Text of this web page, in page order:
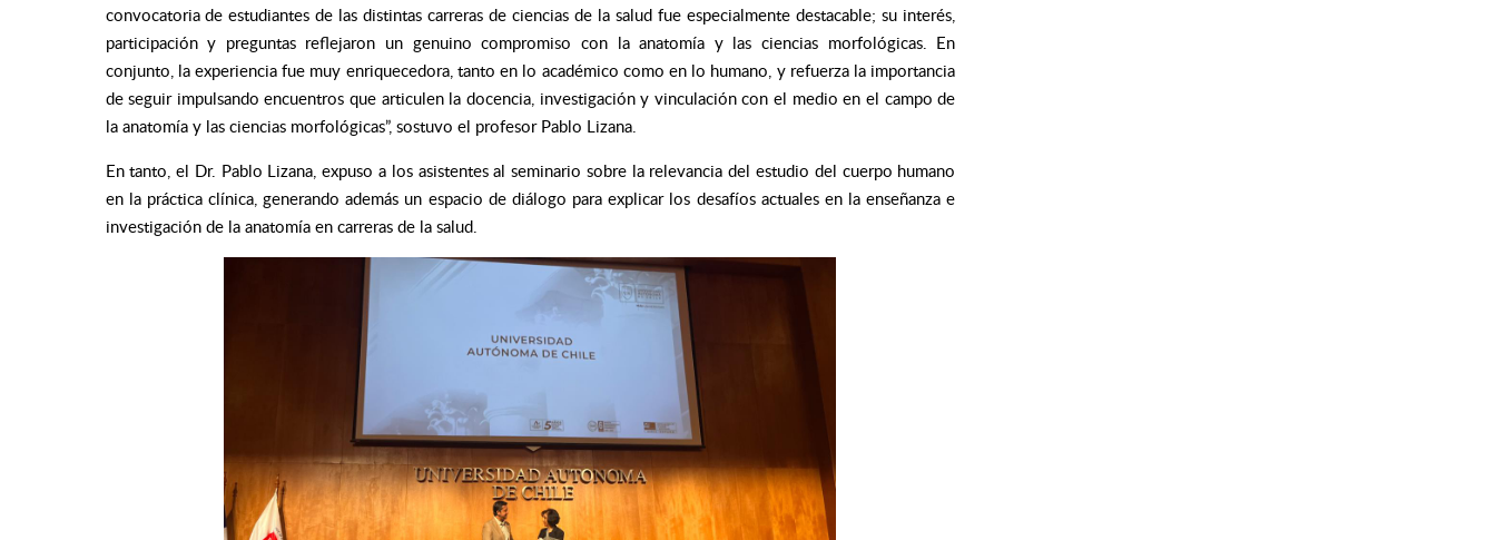
convocatoria de estudiantes de las distintas carreras de ciencias de la salud fue especialmente destacable; su interés,
participación y preguntas reflejaron un genuino compromiso con la anatomía y las ciencias morfológicas. En
conjunto, la experiencia fue muy enriquecedora, tanto en lo académico como en lo humano, y refuerza la importancia
de seguir impulsando encuentros que articulen la docencia, investigación y vinculación con el medio en el campo de
la anatomía y las ciencias morfológicas”, sostuvo el profesor Pablo Lizana.
En tanto, el Dr. Pablo Lizana, expuso a los asistentes al seminario sobre la relevancia del estudio del cuerpo humano
en la práctica clínica, generando además un espacio de diálogo para explicar los desafíos actuales en la enseñanza e
investigación de la anatomía en carreras de la salud.